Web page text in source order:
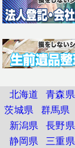
北海道 青森県
茨城県
群馬県
新潟県
長野県
静岡県
三重県